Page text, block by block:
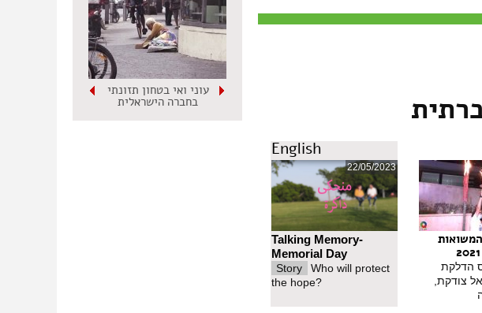
הדלקת
צודקת,
English
22/05/2023
Talking Memory-
Memorial Day
Story
Who will protect
the hope?
עוני ואי בטחון תזונתי
בחברה הישראלית